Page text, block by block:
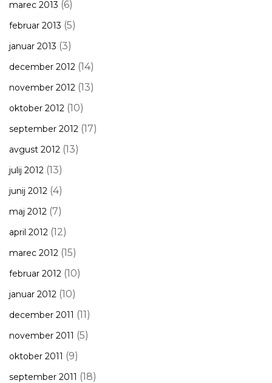
marec 2013 (6)
februar 2013 (5)
januar 2013 (3)
december 2012 (14)
november 2012 (13)
oktober 2012 (10)
september 2012 (17)
avgust 2012 (13)
julij 2012 (13)
junij 2012 (4)
maj 2012 (7)
april 2012 (12)
marec 2012 (15)
februar 2012 (10)
januar 2012 (10)
december 2011 (11)
november 2011 (5)
oktober 2011 (9)
september 2011 (18)